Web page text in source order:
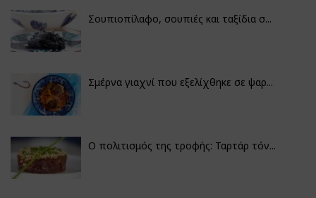
Σουπιοπίλαφο, σουπιές και ταξίδια σ...
Σμέρνα γιαχνί που εξελίχθηκε σε ψαρ...
Ο πολιτισμός της τροφής: Ταρτάρ τόν...